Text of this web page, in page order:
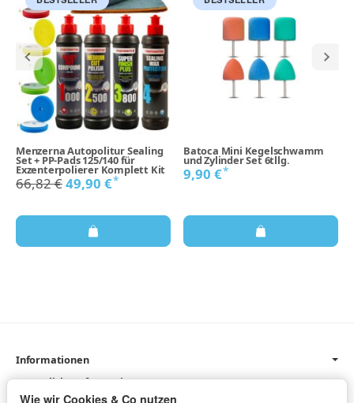
Menzerna Autopolitur Sealing
Set + PP-Pads 125/140 für
Exzenterpolierer Komplett Kit
66,82 €49,90 €*
Batoca Mini Kegelschwamm
und Zylinder Set 6tllg.
9,90 €*
Informationen
Gesetzliche Informationen
Wie wir Cookies & Co nutzen